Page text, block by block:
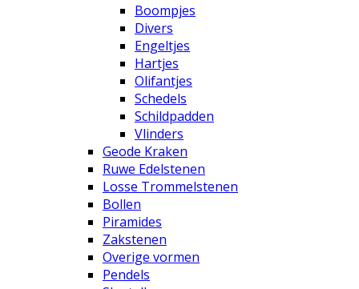
Boompjes
Divers
Engeltjes
Hartjes
Olifantjes
Schedels
Schildpadden
Vlinders
Geode Kraken
Ruwe Edelstenen
Losse Trommelstenen
Bollen
Piramides
Zakstenen
Overige vormen
Pendels